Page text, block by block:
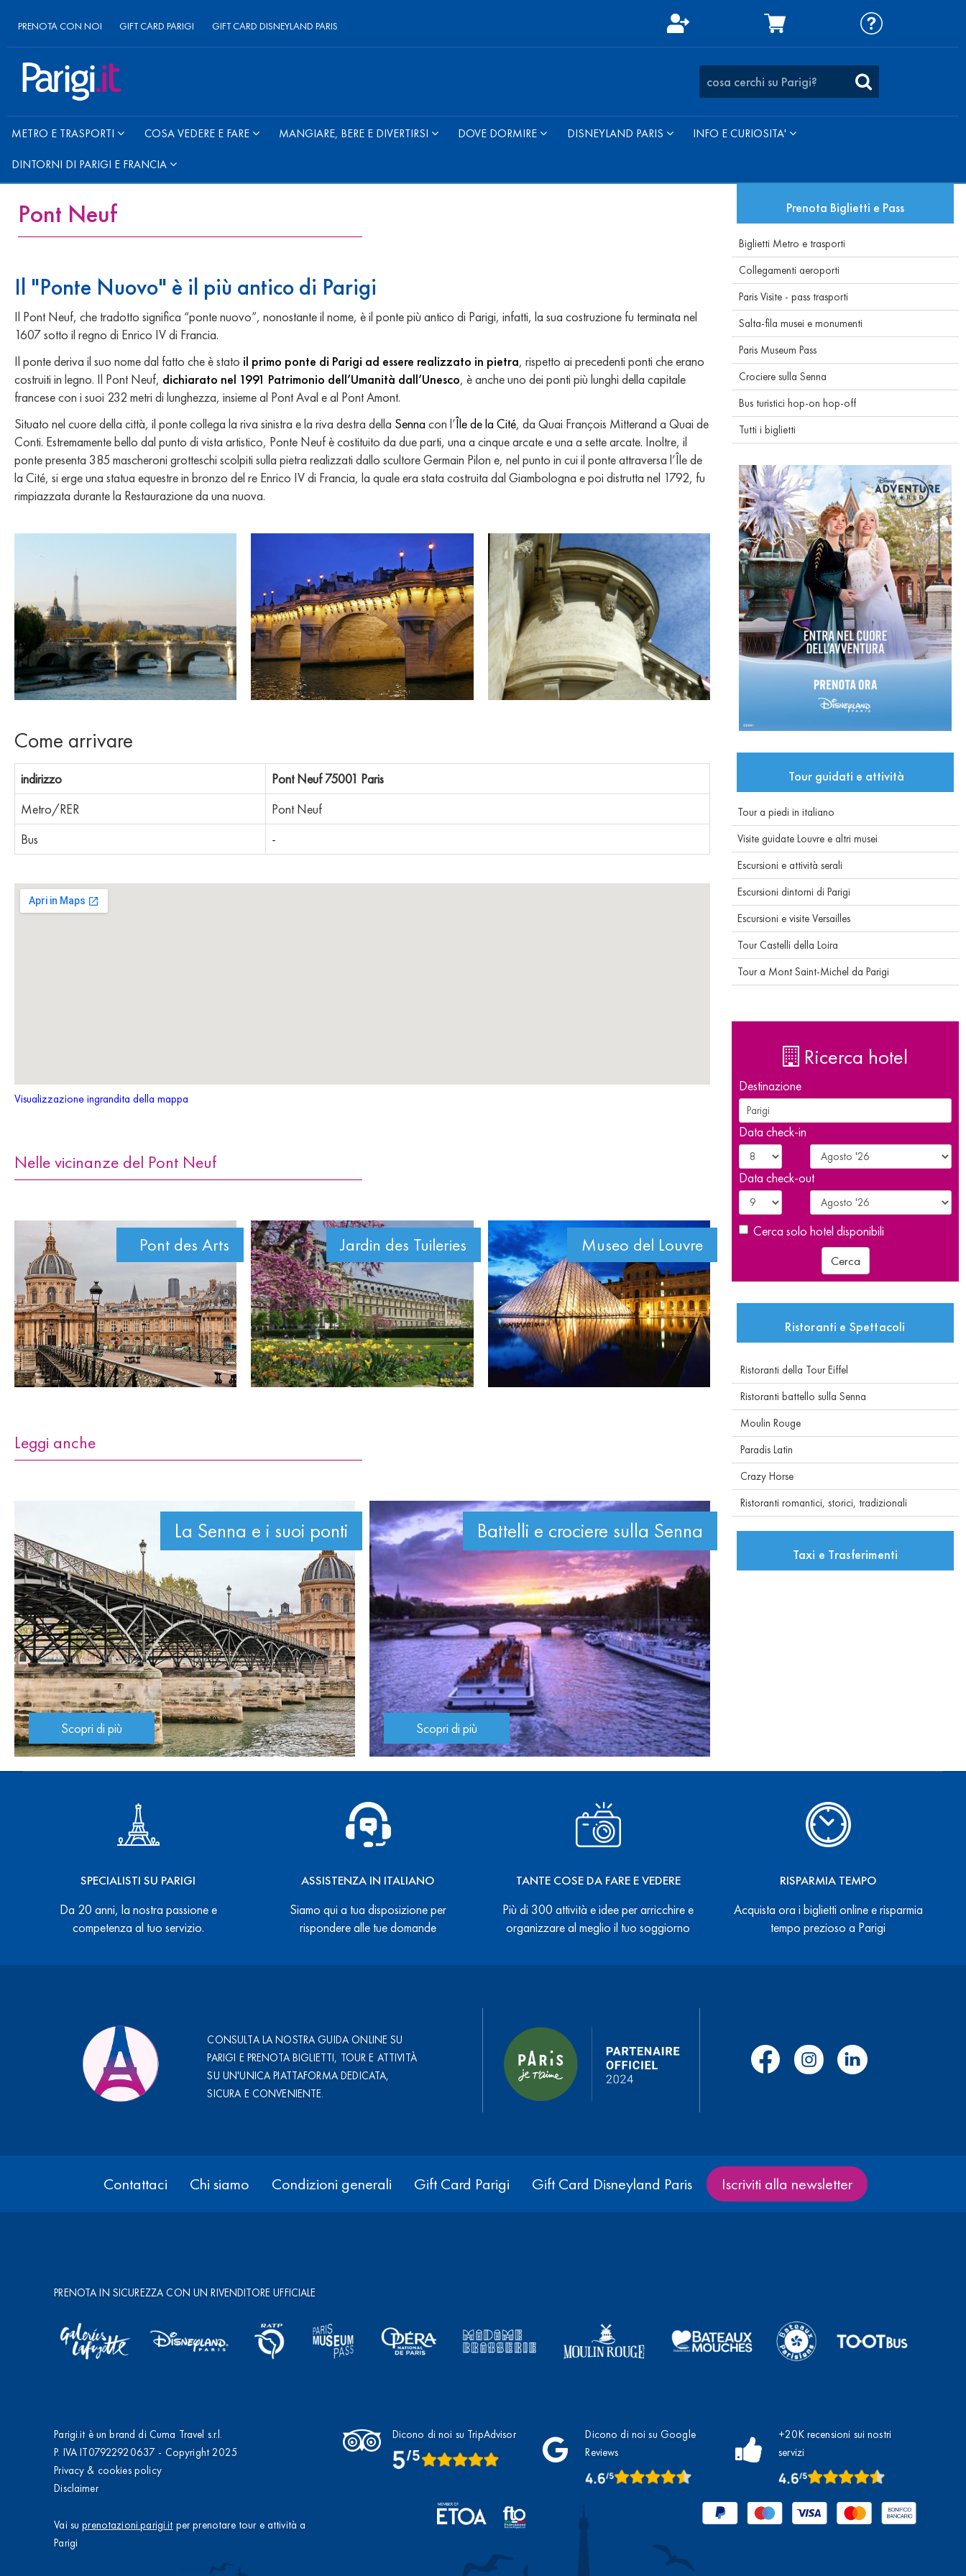
PRENOTA CON NOI GIFT CARD PARIGI GIFT CARD DISNEYLAND PARIS
METRO E TRASPORTI COSA VEDERE E FARE MANGIARE, BERE E DIVERTIRSI DOVE DORMIRE DISNEYLAND PARIS INFO E CURIOSITA'
DINTORNI DI PARIGI E FRANCIA
Pont Neuf
Il "Ponte Nuovo" è il più antico di Parigi
Il Pont Neuf, che tradotto significa “ponte nuovo”, nonostante il nome, è il ponte più antico di Parigi, infatti, la sua costruzione fu terminata nel
1607 sotto il regno di Enrico IV di Francia.
Il ponte deriva il suo nome dal fatto che è stato il primo ponte di Parigi ad essere realizzato in pietra, rispetto ai precedenti ponti che erano
costruiti in legno. Il Pont Neuf, dichiarato nel 1991 Patrimonio dell’Umanità dall’Unesco, è anche uno dei ponti più lunghi della capitale
francese con i suoi 232 metri di lunghezza, insieme al Pont Aval e al Pont Amont.
Situato nel cuore della città, il ponte collega la riva sinistra e la riva destra della Senna con l’Île de la Cité, da Quai François Mitterand a Quai de
Conti. Estremamente bello dal punto di vista artistico, Ponte Neuf è costituito da due parti, una a cinque arcate e una a sette arcate. Inoltre, il
ponte presenta 385 mascheroni grotteschi scolpiti sulla pietra realizzati dallo scultore Germain Pilon e, nel punto in cui il ponte attraversa l’Île de
la Cité, si erge una statua equestre in bronzo del re Enrico IV di Francia, la quale era stata costruita dal Giambologna e poi distrutta nel 1792, fu
rimpiazzata durante la Restaurazione da una nuova.
Come arrivare
indirizzo
Pont Neuf 75001 Paris
Metro/RER
Pont Neuf
Bus
-
Visualizzazione ingrandita della mappa
Nelle vicinanze del Pont Neuf
Pont des Arts Jardin des Tuileries Museo del Louvre
Leggi anche
La Senna e i suoi ponti
Scopri di più
Battelli e crociere sulla Senna
Scopri di più
Prenota Biglietti e Pass
Biglietti Metro e trasporti
Collegamenti aeroporti
Paris Visite - pass trasporti
Salta-fila musei e monumenti
Paris Museum Pass
Crociere sulla Senna
Bus turistici hop-on hop-off
Tutti i biglietti
Tour guidati e attività
Tour a piedi in italiano
Visite guidate Louvre e altri musei
Escursioni e attività serali
Escursioni dintorni di Parigi
Escursioni e visite Versailles
Tour Castelli della Loira
Tour a Mont Saint-Michel da Parigi
Ricerca hotel
Destinazione
Data check-in
Data check-out
Cerca solo hotel disponibili
Cerca
Ristoranti e Spettacoli
Ristoranti della Tour Eiffel
Ristoranti battello sulla Senna
Moulin Rouge
Paradis Latin
Crazy Horse
Ristoranti romantici, storici, tradizionali
Taxi e Trasferimenti
SPECIALISTI SU PARIGI
Da 20 anni, la nostra passione e
competenza al tuo servizio.
ASSISTENZA IN ITALIANO
Siamo qui a tua disposizione per
rispondere alle tue domande
TANTE COSE DA FARE E VEDERE
Più di 300 attività e idee per arricchire e
organizzare al meglio il tuo soggiorno
RISPARMIA TEMPO
Acquista ora i biglietti online e risparmia
tempo prezioso a Parigi
CONSULTA LA NOSTRA GUIDA ONLINE SU
PARIGI E PRENOTA BIGLIETTI, TOUR E ATTIVITÀ
SU UN'UNICA PIATTAFORMA DEDICATA,
SICURA E CONVENIENTE.
Contattaci Chi siamo Condizioni generali Gift Card Parigi Gift Card Disneyland Paris Iscriviti alla newsletter
PRENOTA IN SICUREZZA CON UN RIVENDITORE UFFICIALE
Parigi.it è un brand di Cuma Travel s.r.l.
P. IVA IT07922920637 - Copyright 2025
Privacy & cookies policy
Disclaimer
Dicono di noi su TripAdvisor
Dicono di noi su Google
Reviews
+20K recensioni sui nostri
servizi
Vai suprenotazioni.parigi.it per prenotare tour e attività a
Parigi